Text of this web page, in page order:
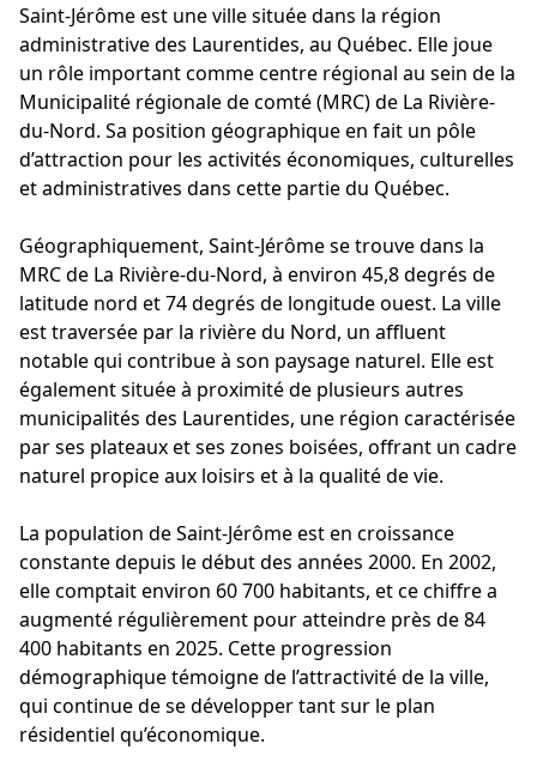
Saint-Jérôme est une ville située dans la région
administrative des Laurentides, au Québec. Elle joue
un rôle important comme centre régional au sein de la
Municipalité régionale de comté (MRC) de La Rivière-
du-Nord. Sa position géographique en fait un pôle
d’attraction pour les activités économiques, culturelles
et administratives dans cette partie du Québec.
Géographiquement, Saint-Jérôme se trouve dans la
MRC de La Rivière-du-Nord, à environ 45,8 degrés de
latitude nord et 74 degrés de longitude ouest. La ville
est traversée par la rivière du Nord, un affluent
notable qui contribue à son paysage naturel. Elle est
également située à proximité de plusieurs autres
municipalités des Laurentides, une région caractérisée
par ses plateaux et ses zones boisées, offrant un cadre
naturel propice aux loisirs et à la qualité de vie.
La population de Saint-Jérôme est en croissance
constante depuis le début des années 2000. En 2002,
elle comptait environ 60 700 habitants, et ce chiffre a
augmenté régulièrement pour atteindre près de 84
400 habitants en 2025. Cette progression
démographique témoigne de l’attractivité de la ville,
qui continue de se développer tant sur le plan
résidentiel qu’économique.